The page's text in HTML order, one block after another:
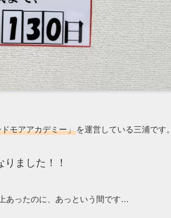
モアアカデミー」 を運営している三浦です。
りました！！
あったのに、あっという間です…